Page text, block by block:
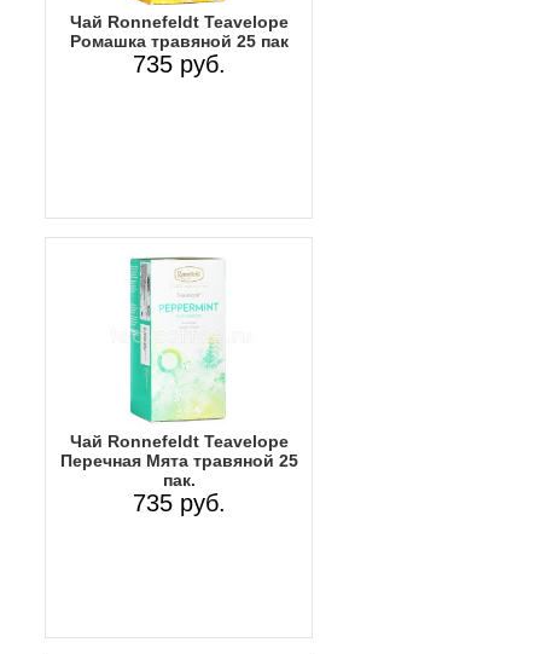
Чай Ronnefeldt Teavelope
Ромашка травяной 25 пак
735 руб.
Чай Ronnefeldt Teavelope
Перечная Мята травяной 25
пак.
735 руб.